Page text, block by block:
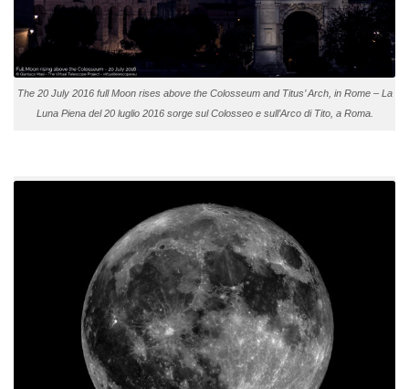
The 20 July 2016 full Moon rises above the Colosseum and Titus’ Arch, in Rome – La
Luna Piena del 20 luglio 2016 sorge sul Colosseo e sull’Arco di Tito, a Roma.